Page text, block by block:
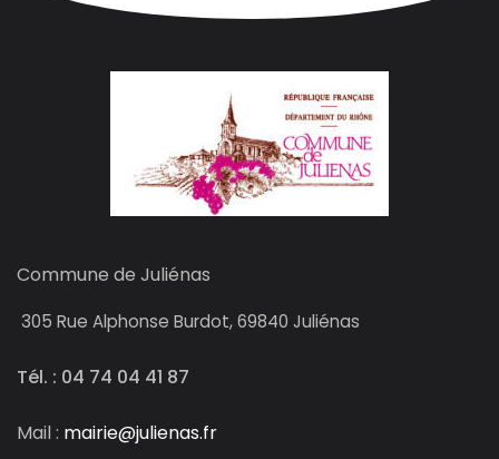
Commune de Juliénas
305 Rue Alphonse Burdot, 69840 Juliénas
Tél. : 04 74 04 41 87
Mail : mairie@julienas.fr